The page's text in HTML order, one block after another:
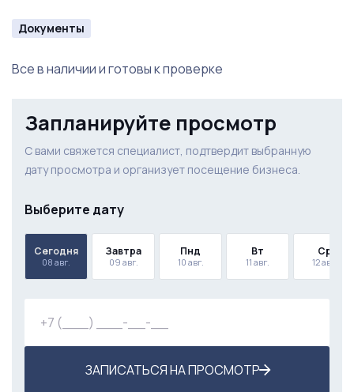
Документы
Все в наличии и готовы к проверке
Запланируйте просмотр
С вами свяжется специалист, подтвердит выбранную
дату просмотра и организует посещение бизнеса.
Выберите дату
Сегодня
08 авг.
Завтра
09 авг.
Пнд
10 авг.
Вт
11 авг.
Ср
12 авг.
ЗАПИСАТЬСЯ НА ПРОСМОТР